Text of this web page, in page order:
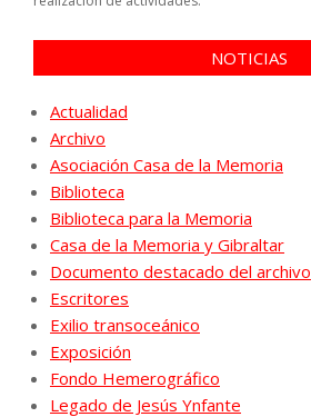
NOTICIAS
Actualidad
Archivo
Asociación Casa de la Memoria
Biblioteca
Biblioteca para la Memoria
Casa de la Memoria y Gibraltar
Documento destacado del archivo
Escritores
Exilio transoceánico
Exposición
Fondo Hemerográfico
Legado de Jesús Ynfante